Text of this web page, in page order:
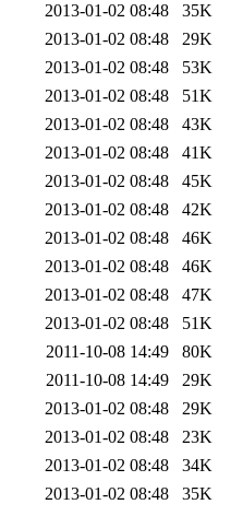
2013-01-02 08:48
35K
2013-01-02 08:48
29K
2013-01-02 08:48
53K
2013-01-02 08:48
51K
2013-01-02 08:48
43K
2013-01-02 08:48
41K
2013-01-02 08:48
45K
2013-01-02 08:48
42K
2013-01-02 08:48
46K
2013-01-02 08:48
46K
2013-01-02 08:48
47K
2013-01-02 08:48
51K
2011-10-08 14:49
80K
2011-10-08 14:49
29K
2013-01-02 08:48
29K
2013-01-02 08:48
23K
2013-01-02 08:48
34K
2013-01-02 08:48
35K